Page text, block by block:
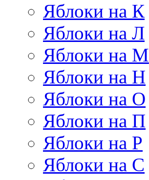
Яблоки на К
Яблоки на Л
Яблоки на М
Яблоки на Н
Яблоки на О
Яблоки на П
Яблоки на Р
Яблоки на С